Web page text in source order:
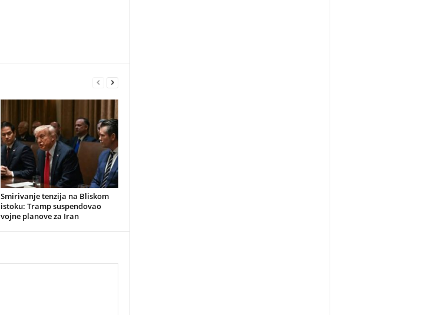
Smirivanje tenzija na Bliskom
istoku: Tramp suspendovao
vojne planove za Iran